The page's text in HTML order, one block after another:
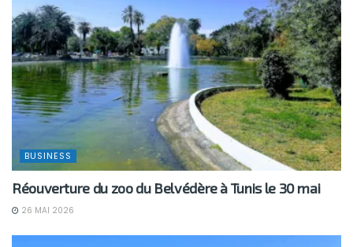
BUSINESS
Réouverture du zoo du Belvédère à Tunis le 30 mai
26 MAI 2026